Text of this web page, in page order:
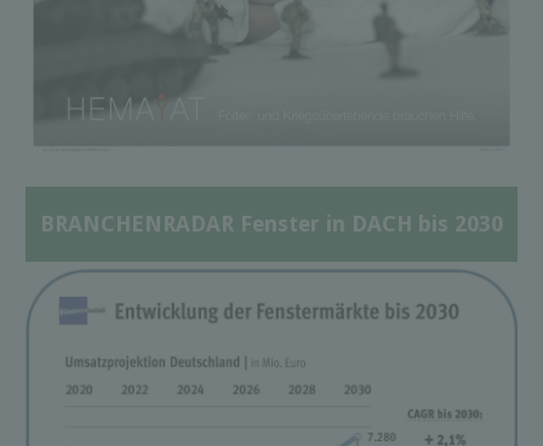
BRANCHENRADAR Fenster in DACH bis 2030